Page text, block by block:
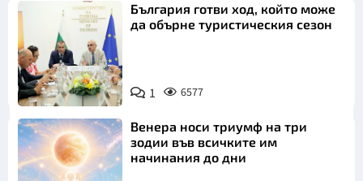
България готви ход, който може
да обърне туристическия сезон
1 6577
Венера носи триумф на три
зодии във всичките им
начинания до дни